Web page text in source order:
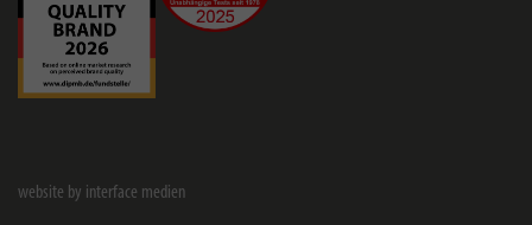
website by interface medien